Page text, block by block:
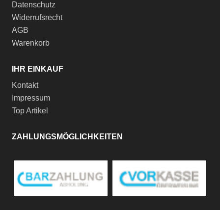
Datenschutz
Widerrufsrecht
AGB
Warenkorb
IHR EINKAUF
Kontakt
Impressum
Top Artikel
ZAHLUNGSMÖGLICHKEITEN